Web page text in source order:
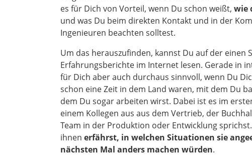
es für Dich von Vorteil, wenn Du schon weißt, wie
und was Du beim direkten Kontakt und in der
Ingenieuren beachten solltest.
Um das herauszufinden, kannst Du auf der einen
Erfahrungsberichte im Internet lesen. Gerade in
für Dich aber auch durchaus sinnvoll, wenn Du
schon eine Zeit in dem Land waren, mit dem Du
dem Du sogar arbeiten wirst. Dabei ist es im
einem Kollegen aus aus dem Vertrieb, der
Team in der Produktion oder Entwicklung
ihnen erfährst, in welchen Situationen sie
nächsten Mal anders machen würden.